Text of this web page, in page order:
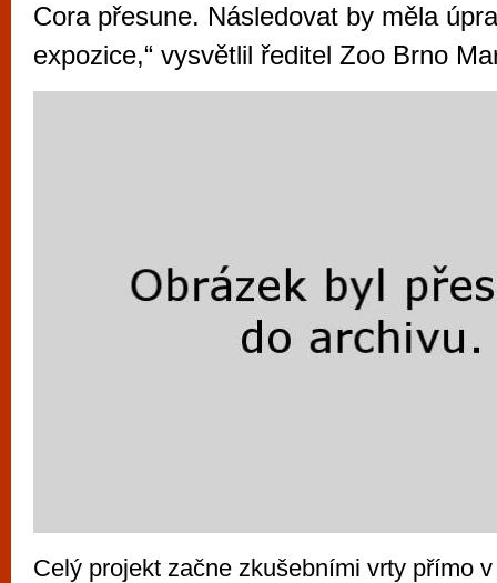
Cora přesune. Následovat by měla
expozice,“ vysvětlil ředitel Zoo Brno
Celý projekt začne zkušebními vrty přímo